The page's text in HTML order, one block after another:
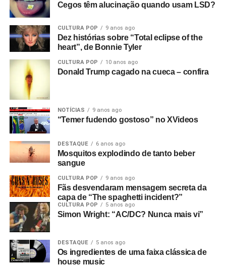
Cegos têm alucinação quando usam LSD?
CULTURA POP 9 anos ago
Dez histórias sobre “Total eclipse of the
heart”, de Bonnie Tyler
CULTURA POP 10 anos ago
Donald Trump cagado na cueca – confira
NOTÍCIAS 9 anos ago
“Temer fudendo gostoso” no XVideos
DESTAQUE 6 anos ago
Mosquitos explodindo de tanto beber
sangue
CULTURA POP 9 anos ago
Fãs desvendaram mensagem secreta da
capa de “The spaghetti incident?”
CULTURA POP 5 anos ago
Simon Wright: “AC/DC? Nunca mais vi”
DESTAQUE 5 anos ago
Os ingredientes de uma faixa clássica de
house music